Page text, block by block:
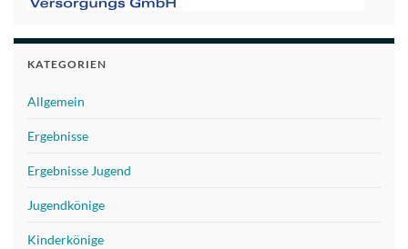
KATEGORIEN
Allgemein
Ergebnisse
Ergebnisse Jugend
Jugendkönige
Kinderkönige